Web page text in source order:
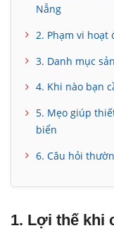
Nẵng
2. Phạm vi
3. Danh mục
4. Khi nào bạn
5. Mẹo giúp
biển
6. Câu hỏi
1. Lợi thế khi